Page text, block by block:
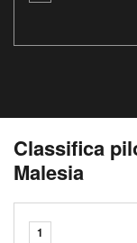
Classifica
Malesia
1